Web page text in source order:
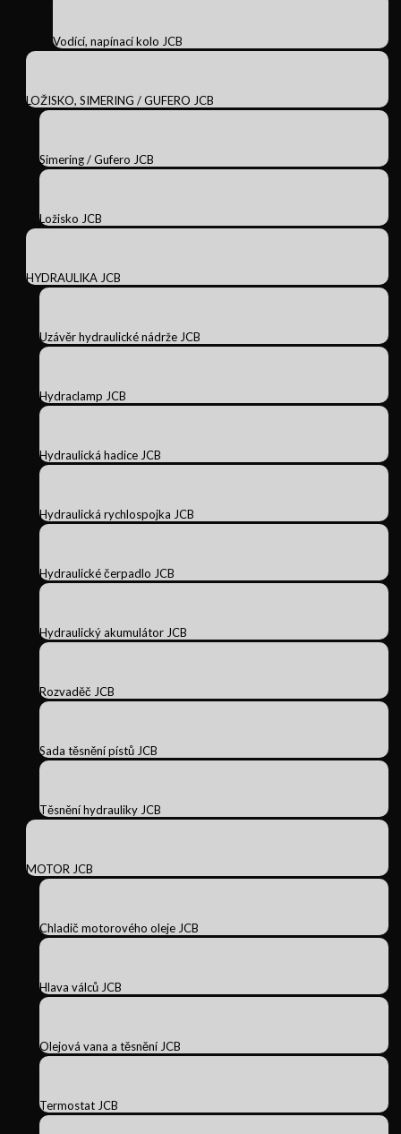
Vodící, napínací kolo JCB
LOŽISKO, SIMERING / GUFERO JCB
Simering / Gufero JCB
Ložisko JCB
HYDRAULIKA JCB
Uzávěr hydraulické nádrže JCB
Hydraclamp JCB
Hydraulická hadice JCB
Hydraulická rychlospojka JCB
Hydraulické čerpadlo JCB
Hydraulický akumulátor JCB
Rozvaděč JCB
Sada těsnění pístů JCB
Těsnění hydrauliky JCB
MOTOR JCB
Chladič motorového oleje JCB
Hlava válců JCB
Olejová vana a těsnění JCB
Termostat JCB